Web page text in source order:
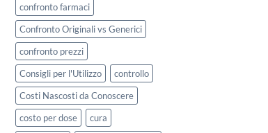
confronto farmaci
Confronto Originali vs Generici
confronto prezzi
Consigli per l'Utilizzo
controllo
Costi Nascosti da Conoscere
costo per dose
cura